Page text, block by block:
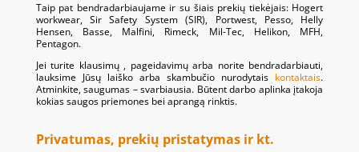
Taip pat bendradarbiaujame ir su šiais prekių tiekėjais: Hogert
workwear, Sir Safety System (SIR), Portwest, Pesso, Helly
Hensen, Basse, Malfini, Rimeck, Mil-Tec, Helikon, MFH,
Pentagon.
Jei turite klausimų , pageidavimų arba norite bendradarbiauti,
lauksime Jūsų laiško arba skambučio nurodytais kontaktais.
Atminkite, saugumas – svarbiausia. Būtent darbo aplinka įtakoja
kokias saugos priemones bei aprangą rinktis.
Privatumas, prekių pristatymas ir kt.